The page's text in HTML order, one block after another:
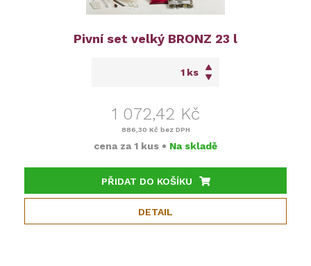
Pivní set velký BRONZ 23 l
ks
1 072,42 Kč
886,30 Kč bez DPH
cena za 1 kus • Na skladě
PŘIDAT DO KOŠÍKU
DETAIL